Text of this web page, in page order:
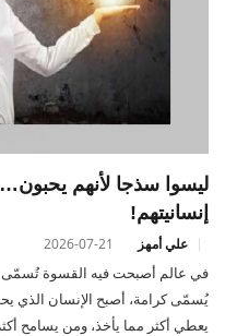
ليسوا سذجا لأنهم
إنسانيتهم!
علي أمهز 2026-07-21
في عالم أصبحت فيه القسوة تُسمّى
يُسمّى كرامة، أصبح الإنسان الذي
يعطي أكثر مما يأخذ، ومن يسامح